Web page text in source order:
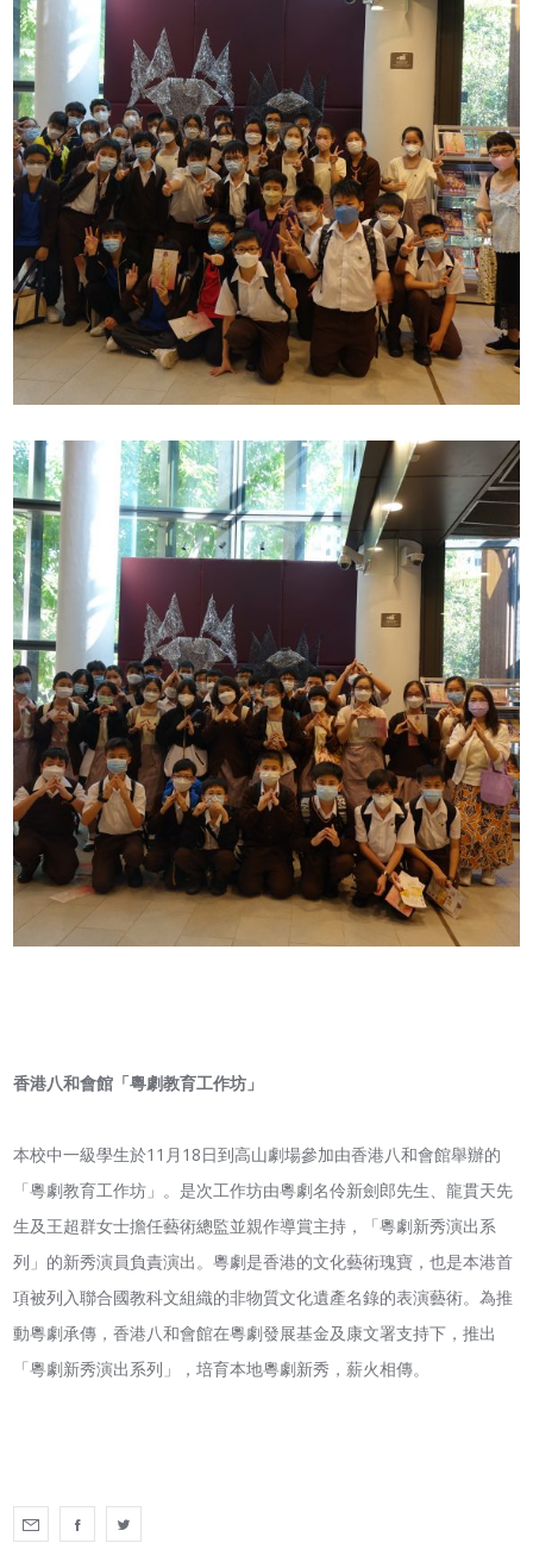
香港八和會館「粵劇教育工作坊」
本校中一級學生於11月18日到高山劇場參加由香港八和會館舉辦的
「粵劇教育工作坊」。是次工作坊由粵劇名伶新劍郎先生、龍貫天先
生及王超群女士擔任藝術總監並親作導賞主持，「粵劇新秀演出系
列」的新秀演員負責演出。粵劇是香港的文化藝術瑰寶，也是本港首
項被列入聯合國教科文組織的非物質文化遺產名錄的表演藝術。為推
動粵劇承傳，香港八和會館在粵劇發展基金及康文署支持下，推出
「粵劇新秀演出系列」，培育本地粵劇新秀，薪火相傳。